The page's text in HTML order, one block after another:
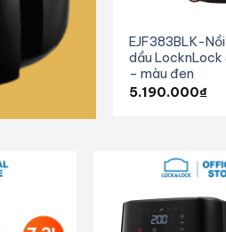
EJF383BLK-
dầu LocknLock
– màu đen
5.190.000₫